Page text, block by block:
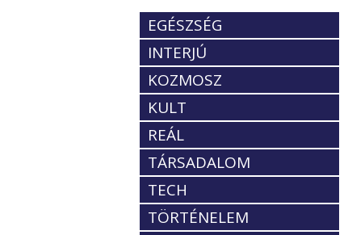
EGÉSZSÉG
INTERJÚ
KOZMOSZ
KULT
REÁL
TÁRSADALOM
TECH
TÖRTÉNELEM